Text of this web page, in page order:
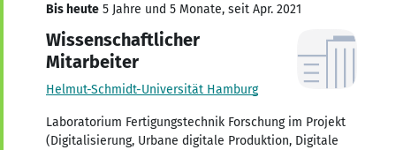
Bis heute 5 Jahre und 5 Monate, seit Apr. 2021
Wissenschaftlicher
Mitarbeiter
Helmut-Schmidt-Universität Hamburg
Laboratorium Fertigungstechnik Forschung im Projekt
(Digitalisierung, Urbane digitale Produktion, Digitale